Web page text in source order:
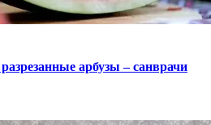
арбузы – санврачи